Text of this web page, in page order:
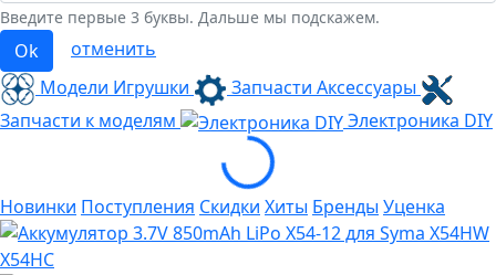
Введите первые 3 буквы. Дальше мы подскажем.
Ok
отменить
Модели Игрушки
Запчасти Аксессуары
Запчасти к моделям
Электроника DIY
Loading...
Новинки Поступления Скидки Хиты Бренды Уценка